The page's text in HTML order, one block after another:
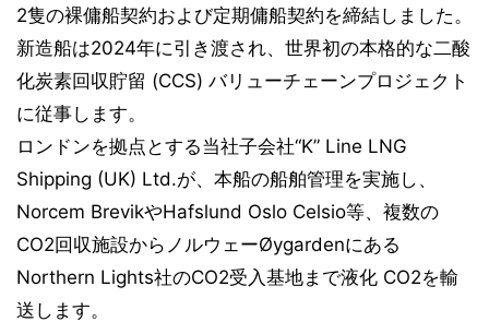
2隻の裸傭船契約および定期傭船契約を締結しました。
新造船は2024年に引き渡され、世界初の本格的な二酸
化炭素回収貯留 (CCS) バリューチェーンプロジェクト
に従事します。
ロンドンを拠点とする当社子会社“K” Line LNG
Shipping (UK) Ltd.が、本船の船舶管理を実施し、
Norcem BrevikやHafslund Oslo Celsio等、複数の
CO2回収施設からノルウェーØygardenにある
Northern Lights社のCO2受入基地まで液化 CO2を輸
送します。